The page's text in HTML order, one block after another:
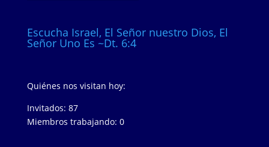
Escucha Israel, El Señor nuestro Dios, El
Señor Uno Es ~Dt. 6:4
Quiénes nos visitan hoy:
Invitados: 87
Miembros trabajando: 0